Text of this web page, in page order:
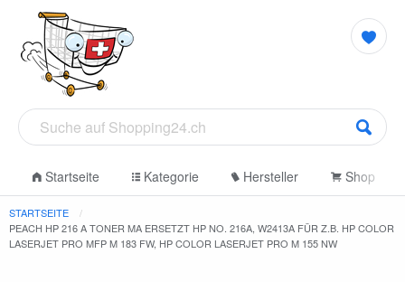
Startseite Kategorie Hersteller Shop
STARTSEITE
PEACH HP 216 A TONER MA ERSETZT HP NO. 216A, W2413A FÜR Z.B. HP COLOR
LASERJET PRO MFP M 183 FW, HP COLOR LASERJET PRO M 155 NW